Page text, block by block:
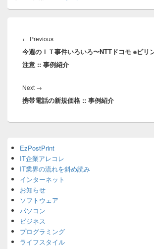
稿
ナ
ビ
ゲ
シ
ョ
← PreviousPrevious
post:
今週のＩＴ事件いろいろ〜NTTドコモ eビリ
注意 :: 事例紹介
Next →
post:
携帯電話の新規価格 :: 事例紹介
Sidebar
Widget
Area
EzPostPrint
IT企業アレコレ
IT業界の流れを斜め読み
インターネット
お知らせ
ソフトウェア
パソコン
ビジネス
プログラミング
ライフスタイル